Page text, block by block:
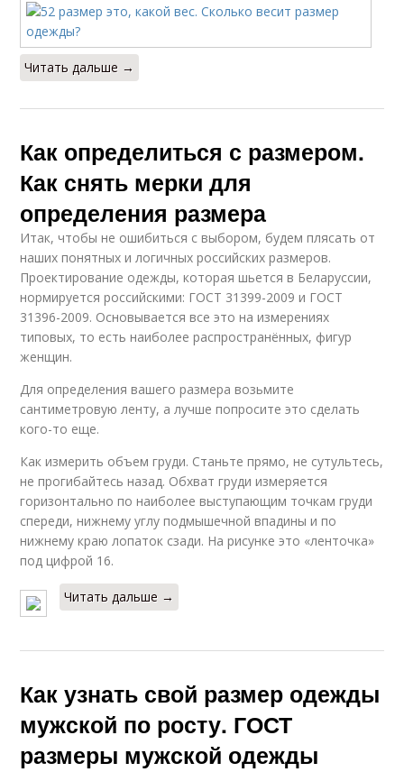
Читать дальше →
Как определиться с размером.
Как снять мерки для
определения размера
Итак, чтобы не ошибиться с выбором, будем плясать от
наших понятных и логичных российских размеров.
Проектирование одежды, которая шьется в Беларуссии,
нормируется российскими: ГОСТ 31399-2009 и ГОСТ
31396-2009. Основывается все это на измерениях
типовых, то есть наиболее распространённых, фигур
женщин.
Для определения вашего размера возьмите
сантиметровую ленту, а лучше попросите это сделать
кого-то еще.
Как измерить объем груди. Станьте прямо, не сутультесь,
не прогибайтесь назад. Обхват груди измеряется
горизонтально по наиболее выступающим точкам груди
спереди, нижнему углу подмышечной впадины и по
нижнему краю лопаток сзади. На рисунке это «ленточка»
под цифрой 16.
Читать дальше →
Как узнать свой размер одежды
мужской по росту. ГОСТ
размеры мужской одежды